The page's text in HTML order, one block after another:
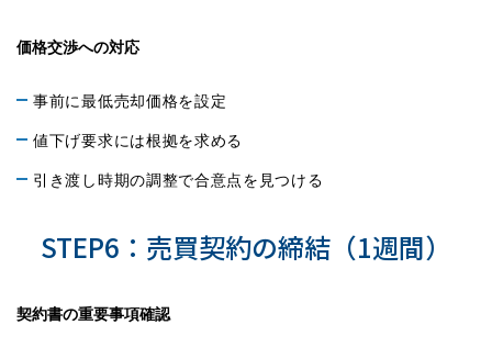
価格交渉への対応
事前に最低売却価格を設定
値下げ要求には根拠を求める
引き渡し時期の調整で合意点を見つける
STEP6：売買契約の締結（1週間）
契約書の重要事項確認